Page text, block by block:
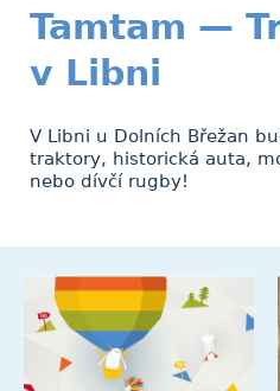
Tamtam —
v Libni
V Libni u Dolních Břežan
traktory, historická auta,
nebo dívčí rugby!